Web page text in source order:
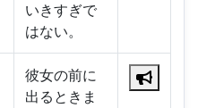
いきすぎで
はない。
彼女の前に
出るときま